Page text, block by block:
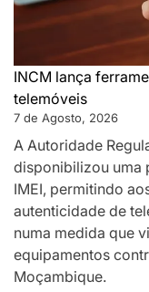
INCM lança
telemóveis
7 de Agosto, 2026
A Autoridade
disponibilizou uma
IMEI, permitindo
autenticidade de
numa medida que
equipamentos
Moçambique.